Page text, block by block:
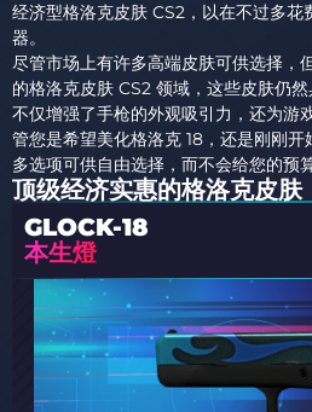
经济型格洛克皮肤 CS2，以在不过多花
器。
尽管市场上有许多高端皮肤可供选择，
的格洛克皮肤 CS2 领域，这些皮肤仍
不仅增强了手枪的外观吸引力，还为游
管您是希望美化格洛克 18，还是刚刚
多选项可供自由选择，而不会给您的预
顶级经济实惠的格洛克皮肤
GLOCK-18
本生燈